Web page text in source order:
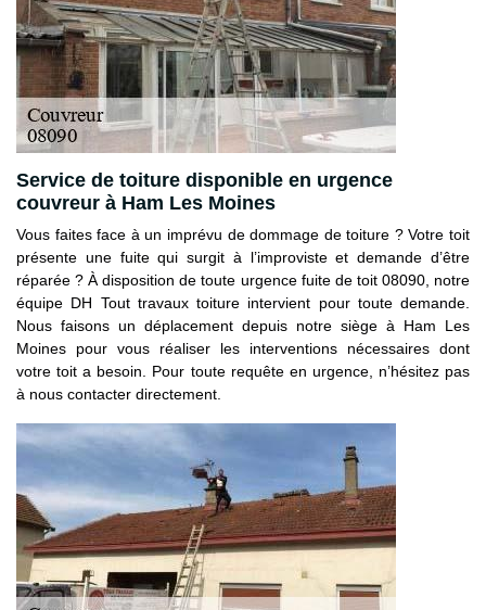
Service de toiture disponible en urgence
couvreur à Ham Les Moines
Vous faites face à un imprévu de dommage de toiture ? Votre toit
présente une fuite qui surgit à l’improviste et demande d’être
réparée ? À disposition de toute urgence fuite de toit 08090, notre
équipe DH Tout travaux toiture intervient pour toute demande.
Nous faisons un déplacement depuis notre siège à Ham Les
Moines pour vous réaliser les interventions nécessaires dont
votre toit a besoin. Pour toute requête en urgence, n’hésitez pas
à nous contacter directement.